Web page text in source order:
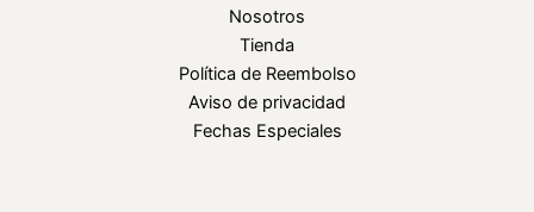
Nosotros
Tienda
Política de Reembolso
Aviso de privacidad
Fechas Especiales